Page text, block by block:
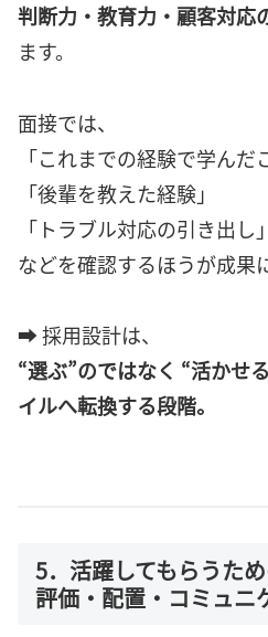
判断力・教育力・顧客対応
ます。
面接では、
「これまでの経験で学んだ
「後輩を教えた経験」
「トラブル対応の引き出し」
などを確認するほうが成果
➡ 採用設計は、
“選ぶ”のではなく “活かせ
イルへ転換する段階。
5．活躍してもらうた
評価・配置・コミュニ